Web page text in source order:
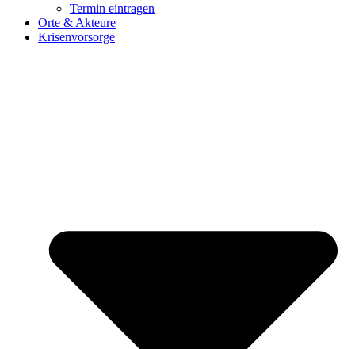
Termin eintragen
Orte & Akteure
Krisenvorsorge